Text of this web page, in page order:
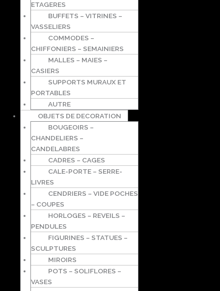
ETAGERES
BUFFETS – VITRINES –
VASSELIERS
COMMODES –
CHIFFONIERS – SEMAINIERS
MALLES – MAIES –
CASIERS
SUPPORTS MURAUX ET
PORTABLES
AUTRE
OBJETS DE DECORATION
BOUGEOIRS –
CHANDELIERS –
CANDELABRES
CADRES – CAGES
CALE-PORTE – SERRE-
LIVRES
CENDRIERS – VIDE POCHES
– COUPES
HORLOGES – REVEILS –
PENDULES
FIGURINES – STATUES –
SCULPTURES
MIROIRS
POTS – SOLIFLORES –
VASES